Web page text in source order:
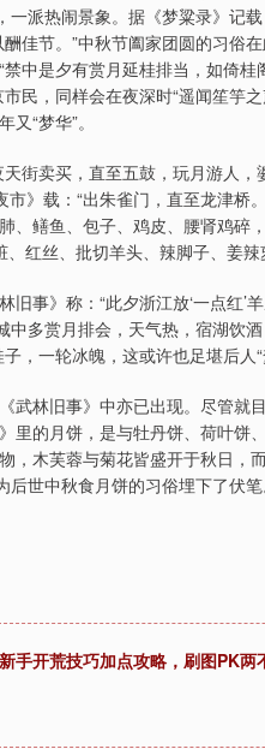
派热闹景象。据《梦粱录》记
佳节。”中秋节阖家团圆的习俗
中是夕有赏月延桂排当，如倚
民，同样会在夜深时“遥闻笙竽
“梦华”。
街卖买，直至五鼓，玩月游人
》载：“出朱雀门，直至龙津桥
、鳝鱼、包子、鸡皮、腰肾鸡碎
、红丝、批切羊头、辣脚子、姜
事》称：“此夕浙江放‘一点红’
多赏月排会，天气热，宿湖饮
，一轮冰魄，这或许也足堪后人“
武林旧事》中亦已出现。尽管就
里的月饼，是与牡丹饼、荷叶饼
，木芙蓉与菊花皆盛开于秋日，
世中秋食月饼的习俗埋下了伏笔
手开荒技巧加点攻略，刷图PK两